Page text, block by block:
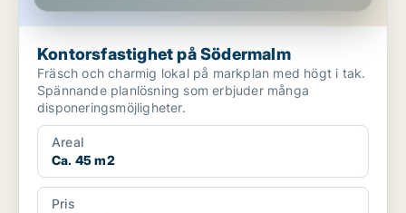
Kontorsfastighet på Södermalm
Fräsch och charmig lokal på markplan med högt i tak.
Spännande planlösning som erbjuder många
disponeringsmöjligheter.
Areal
Ca. 45 m2
Pris